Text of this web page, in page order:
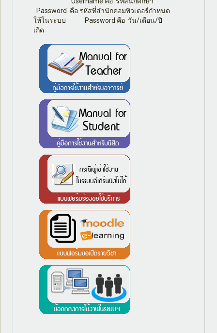
Password คือ รหัสที่สำนักคอมพิวเตอร์กำหนด
ให้ในระบบ Password คือ วัน/เดือน/ปี
เกิด